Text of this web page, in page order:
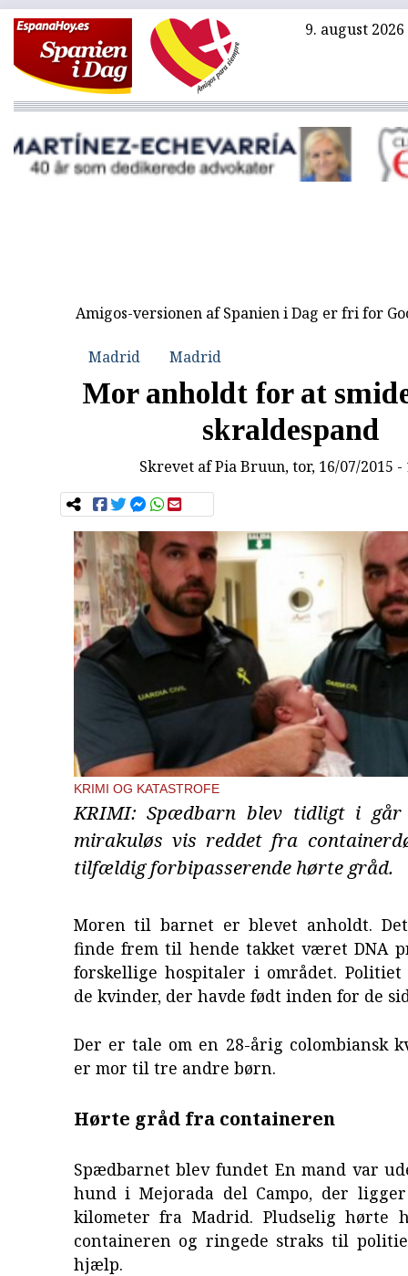
9. august 2026
Amigos-versionen af Spanien i Dag er fri for
Madrid Madrid
Mor anholdt for at
skraldespand
Skrevet afPia Bruun, tor, 16/07/2015 -
KRIMI OG KATASTROFE
KRIMI: Spædbarn blev tidligt i går
mirakuløs vis reddet fra
tilfældig forbipasserende hørte gråd.
Moren til barnet er blevet anholdt.
finde frem til hende takket været DNA
forskellige hospitaler i området.
de kvinder, der havde født inden for de
Der er tale om en 28-årig colombiansk
er mor til tre andre børn.
Hørte gråd fra containeren
Spædbarnet blev fundet En mand var
hund i Mejorada del Campo, der
kilometer fra Madrid. Pludselig hørte
containeren og ringede straks til
hjælp.